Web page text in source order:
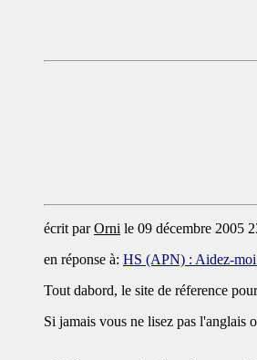
écrit parOrni le 09 décembre 2005
en réponse à: HS (APN) : Aidez-
Tout dabord, le site de réference
Si jamais vous ne lisez pas l'anglais